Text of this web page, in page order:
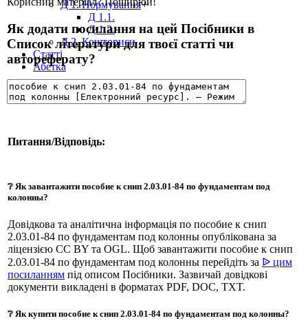
Д 1. Нормування+
Д 1.1.
Д 1.2.
Д 2. Кошториси
Статті
Абетка
Як додати посилання на цей Посібники в
Список літератури для твоєї статті чи
автореферату?
Питання/Відповідь:
❔ Як завантажити пособие к снип 2.03.01-84 по фундаментам под
колонны?
Довідкова та аналітична інформація по пособие к снип
2.03.01-84 по фундаментам под колонны опублікована за
ліцензією CC BY та OGL. Щоб завантажити пособие к снип
2.03.01-84 по фундаментам под колонны перейдіть за ᐉ цим
посиланням під описом Посібники. Зазвичай довідкові
документи викладені в форматах PDF, DOC, TXT.
❔ Як купити пособие к снип 2.03.01-84 по фундаментам под колонны?